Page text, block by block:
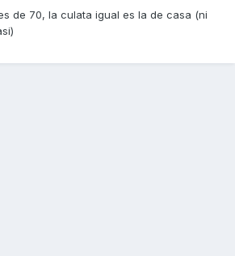
de 70, la culata igual es la de casa (ni